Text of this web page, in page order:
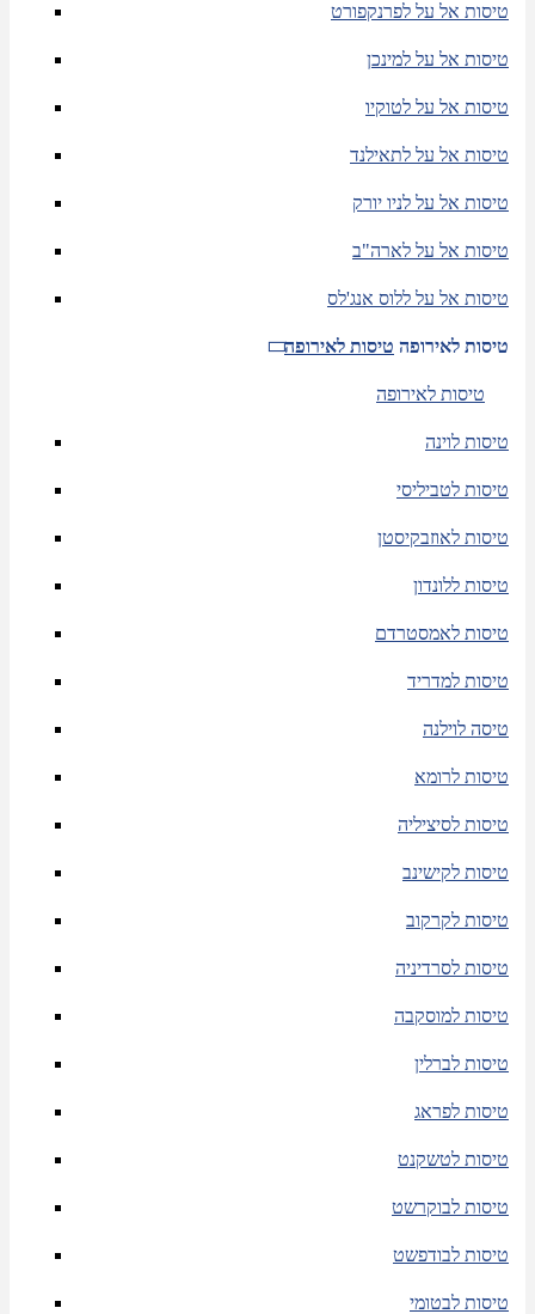
טיסות אל על לפרנקפורט
טיסות אל על למינכן
טיסות אל על לטוקיו
טיסות אל על לתאילנד
טיסות אל על לניו יורק
טיסות אל על לארה"ב
טיסות אל על ללוס אנג'לס
טיסות לאירופה טיסות לאירופה
טיסות לאירופה
טיסות לוינה
טיסות לטביליסי
טיסות לאוזבקיסטן
טיסות ללונדון
טיסות לאמסטרדם
טיסות למדריד
טיסה לוילנה
טיסות לרומא
טיסות לסיציליה
טיסות לקישינב
טיסות לקרקוב
טיסות לסרדיניה
טיסות למוסקבה
טיסות לברלין
טיסות לפראג
טיסות לטשקנט
טיסות לבוקרשט
טיסות לבודפשט
טיסות לבטומי